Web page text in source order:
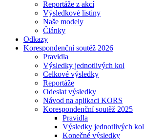
Reportáže z akcí
Výsledkové listiny
Naše modely
Články
Odkazy
Korespondenční soutěž 2026
Pravidla
Výsledky jednotlivých kol
Celkové výsledky
Reportáže
Odeslat výsledky
Návod na aplikaci KORS
Korespondenční soutěž 2025
Pravidla
Výsledky jednotlivých kol
Konečné výsledky